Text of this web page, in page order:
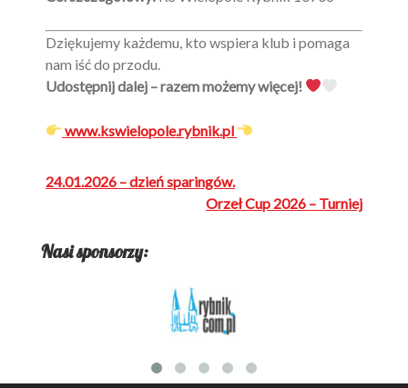
Dziękujemy każdemu, kto wspiera klub i pomaga
nam iść do przodu.
Udostępnij dalej – razem możemy więcej!
www.kswielopole.rybnik.pl
Nawigacja
24.01.2026 – dzień sparingów.
Orzeł Cup 2026 – Turniej
Nasi sponsorzy: